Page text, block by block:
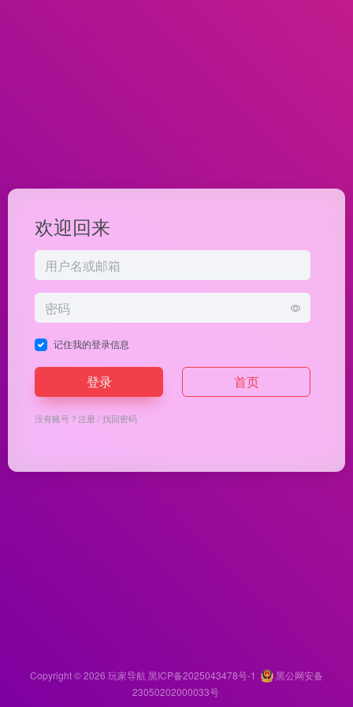
欢迎回来
记住我的登录信息
登录 首页
没有账号？注册/找回密码
Copyright © 2026 玩家导航 黑ICP备2025043478号-1
黑公网安备
23050202000033号